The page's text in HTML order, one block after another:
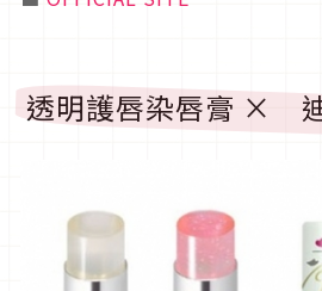
透明護唇染唇膏 ×